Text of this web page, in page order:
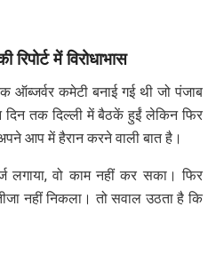
में विरोधाभास
ऑब्जर्वर कमेटी बनाई गई थी जो पंजाब
तक दिल्ली में बैठकें हुईं लेकिन फिर
आप में हैरान करने वाली बात है।
लगाया, वो काम नहीं कर सका। फिर
नहीं निकला। तो सवाल उठता है कि